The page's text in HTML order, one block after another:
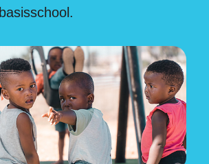
basisschool.